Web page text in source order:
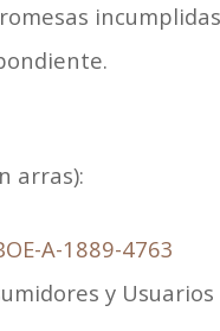
arras):
A-1889-4763
y